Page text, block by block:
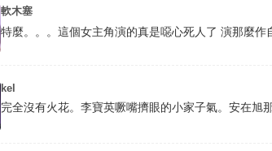
軟木塞
特麼。。。這個女主角演的真是噁心死人了 演那麼
kel
完全沒有火花。李寶英噘嘴擠眼的小家子氣。安在旭